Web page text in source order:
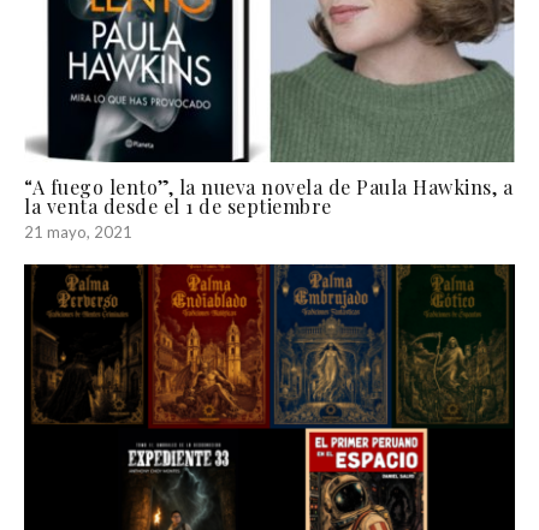
“A fuego lento”, la nueva novela de Paula Hawkins, a
la venta desde el 1 de septiembre
21 mayo, 2021